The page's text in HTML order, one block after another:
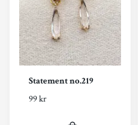
Statement no.219
99 kr